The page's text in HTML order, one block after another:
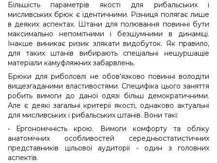
Більшість параметрів якості для рибальських і
мисливських брюк є ідентичними. Різниця полягає лише
в деяких аспектах. Штани для полювання повинні бути
максимально непомітними і безшумними в динаміці.
Інакше виникає ризик злякати видобуток. Як правило,
для таких штанів вибирають спеціальні нешуршащіе
матеріали камуфляжних забарвлень.
Брюки для риболовлі не обов'язково повинні володіти
вищезгаданими властивостями. Специфіка цього заняття
робить вимоги до даної одязі більш демократичними.
Але є деякі загальні критерії якості, однаково актуальні
для мисливських і рибальських штанів. Вони такі:
• Ергономічність крою. Вимоги комфорту та обліку
анатомічних особливостей середньостатистичних
представників цільової аудиторії - один з головних
аспектів.